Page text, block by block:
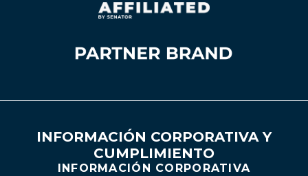
INFORMACIÓN CORPORATIVA Y
CUMPLIMIENTO
INFORMACIÓN CORPORATIVA